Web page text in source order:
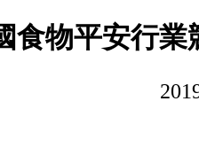
食物平安行